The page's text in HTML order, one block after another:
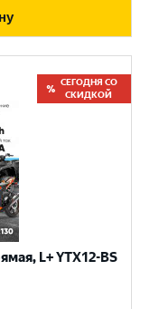
СЕГОДНЯ СО
СКИДКОЙ
L+ YTX12-BS